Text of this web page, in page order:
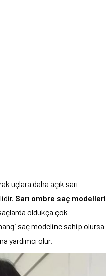
uçlara daha açık sarı
Sarı ombre saç modelleri
oldukça çok
saç modeline sahip olursa
yardımcı olur.